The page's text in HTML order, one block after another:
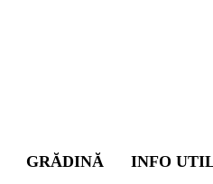
GRĂDINĂ INFO